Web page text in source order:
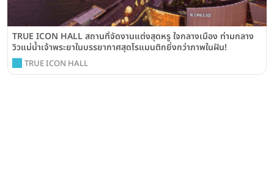
TRUE ICON HALL สถานที่จัดงานแต่งสุดหรู ใจกลางเมือง ท่ามกลาง
วิวแม่น้ำเจ้าพระยาในบรรยากาศสุดโรแมนติกยิ่งกว่าภาพในฝัน!
TRUE ICON HALL